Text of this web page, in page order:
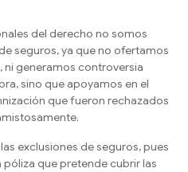
del derecho no somos
seguros, ya que no ofertamos
ni generamos controversia
sino que apoyamos en el
que fueron rechazados
exclusiones de seguros, pues
que pretende cubrir las